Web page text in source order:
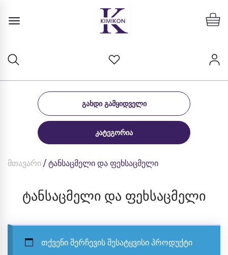
ᲒᲐᲮᲓᲘ ᲒᲐᲛᲧᲘᲓᲕᲔᲚᲘ
ᲙᲐᲢᲔᲒᲝᲠᲘᲐ
მთავარი / ტანსაცმელი და ფეხსაცმელი
ტანსაცმელი და ფეხსაცმელი
თქვენი შერჩევის შესატყვისი პროდუქტი